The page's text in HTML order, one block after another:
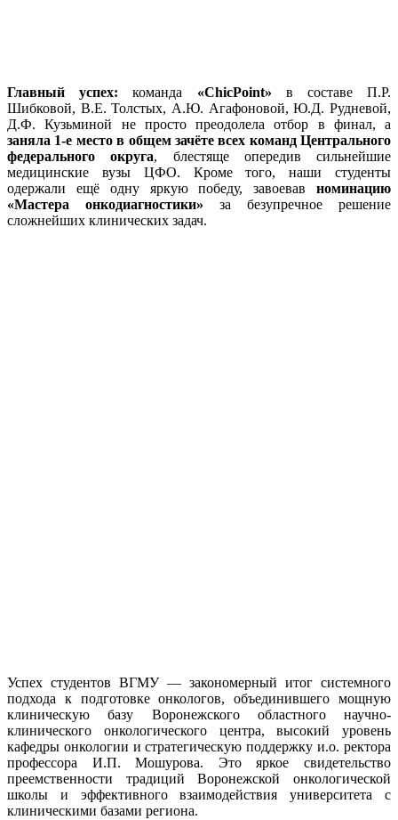
Главный успех:команда «ChicPoint» в составе П.Р.
Шибковой, В.Е. Толстых, А.Ю. Агафоновой, Ю.Д. Рудневой,
Д.Ф. Кузьминой не просто преодолела отбор в финал, а
заняла 1-е место в общем зачёте всех команд Центрального
федерального округа, блестяще опередив сильнейшие
медицинские вузы ЦФО. Кроме того, наши студенты
одержали ещё одну яркую победу, завоевав номинацию
«Мастера онкодиагностики» за безупречное решение
сложнейших клинических задач.
Успех студентов ВГМУ — закономерный итог системного
подхода к подготовке онкологов, объединившего мощную
клиническую базу Воронежского областного научно-
клинического онкологического центра, высокий уровень
кафедры онкологии и стратегическую поддержку и.о. ректора
профессора И.П. Мошурова. Это яркое свидетельство
преемственности традиций Воронежской онкологической
школы и эффективного взаимодействия университета с
клиническими базами региона.